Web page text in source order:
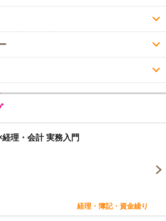
理・会計 実務入門
経理・簿記・資金繰り